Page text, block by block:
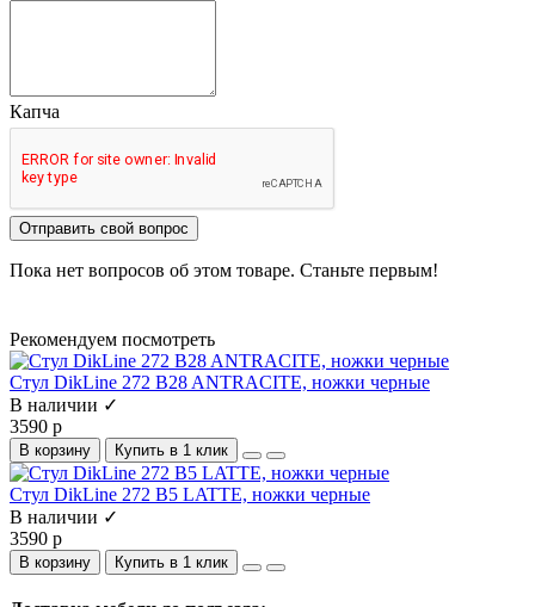
Капча
Отправить свой вопрос
Пока нет вопросов об этом товаре. Станьте первым!
Рекомендуем посмотреть
Стул DikLine 272 B28 ANTRACITE, ножки черные
В наличии ✓
3590 р
В корзину Купить в 1 клик
Стул DikLine 272 B5 LATTE, ножки черные
В наличии ✓
3590 р
В корзину Купить в 1 клик